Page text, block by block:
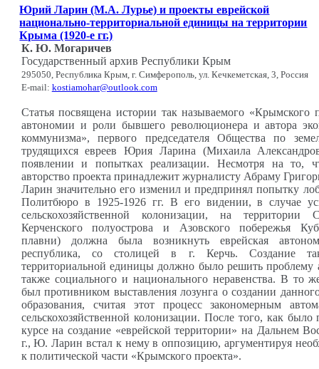
Юрий Ларин (М.А. Лурье) и проекты еврейской
национально-территориальной единицы на территории
Крыма (1920-е гг.)
К. Ю. Могаричев
Государственный архив Республики Крым
295050, Республика Крым, г. Симферополь, ул. Кечкеметская, 3, Россия
E-mail: kostiamohar@outlook.com
Статья посвящена истории так называемого «Крымского
автономии и роли бывшего революционера и автора
коммунизма», первого председателя Общества по
трудящихся евреев Юрия Ларина (Михаила
появлении и попытках реализации. Несмотря на то,
авторство проекта принадлежит журналисту Абраму
Ларин значительно его изменил и предпринял попытку
Политбюро в 1925-1926 гг. В его видении, в случае
сельскохозяйственной колонизации, на территории
Керченского полуострова и Азовского побережья
плавни) должна была возникнуть еврейская
республика, со столицей в г. Керчь. Создание
территориальной единицы должно было решить проблему
также социального и национального неравенства. В то
был противником выставления лозунга о создании
образования, считая этот процесс закономерным
сельскохозяйственной колонизации. После того, как
курсе на создание «еврейской территории» на Дальнем
г., Ю. Ларин встал к нему в оппозицию, аргументируя
к политической части «Крымского проекта».